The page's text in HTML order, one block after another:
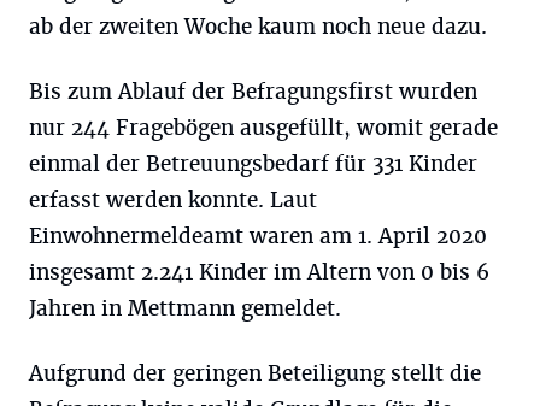
ab der zweiten Woche kaum noch neue dazu.
Bis zum Ablauf der Befragungsfirst wurden
nur 244 Fragebögen ausgefüllt, womit gerade
einmal der Betreuungsbedarf für 331 Kinder
erfasst werden konnte. Laut
Einwohnermeldeamt waren am 1. April 2020
insgesamt 2.241 Kinder im Altern von 0 bis 6
Jahren in Mettmann gemeldet.
Aufgrund der geringen Beteiligung stellt die